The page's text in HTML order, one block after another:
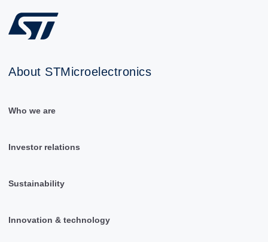
About STMicroelectronics
Who we are
Investor relations
Sustainability
Innovation & technology